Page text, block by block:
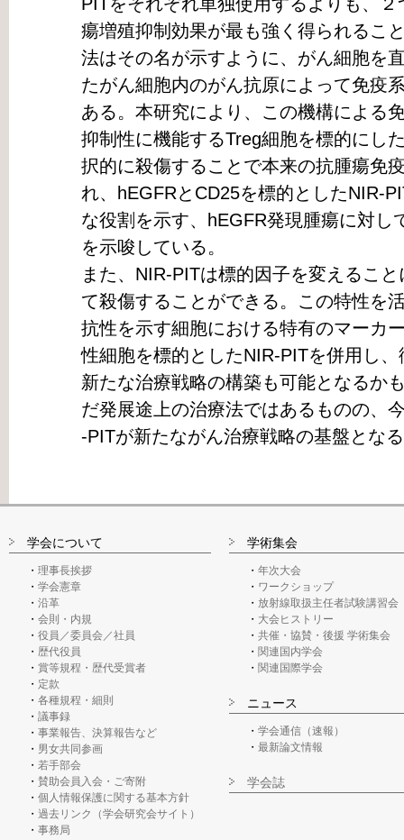
瘍増殖抑制効果が最も強く得られるこ
法はその名が示すように、がん細胞を
たがん細胞内のがん抗原によって免疫
ある。本研究により、この機構による
抑制性に機能するTreg細胞を標的にし
択的に殺傷することで本来の抗腫瘍免
れ、hEGFRとCD25を標的としたNIR-
な役割を示す、hEGFR発現腫瘍に対し
を示唆している。
また、NIR-PITは標的因子を変えるこ
て殺傷することができる。この特性を
抗性を示す細胞における特有のマーカ
性細胞を標的としたNIR-PITを併用し
新たな治療戦略の構築も可能となるか
だ発展途上の治療法ではあるものの、
-PITが新たながん治療戦略の基盤とな
学会について
理事長挨拶
学会憲章
沿革
会則・内規
役員／委員会／社員
歴代役員
賞等規程・歴代受賞者
定款
各種規程・細則
議事録
事業報告、決算報告など
男女共同参画
若手部会
賛助会員入会・ご寄附
個人情報保護に関する基本方針
過去リンク（学会研究会サイト）
事務局
学術集会
年次大会
ワークショップ
放射線取扱主任者試験講習会
大会ヒストリー
共催・協賛・後援 学術集会
関連国内学会
関連国際学会
ニュース
学会通信（速報）
最新論文情報
学会誌